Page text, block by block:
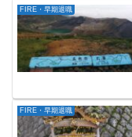
FIRE・早期退職
FIRE・早期退職